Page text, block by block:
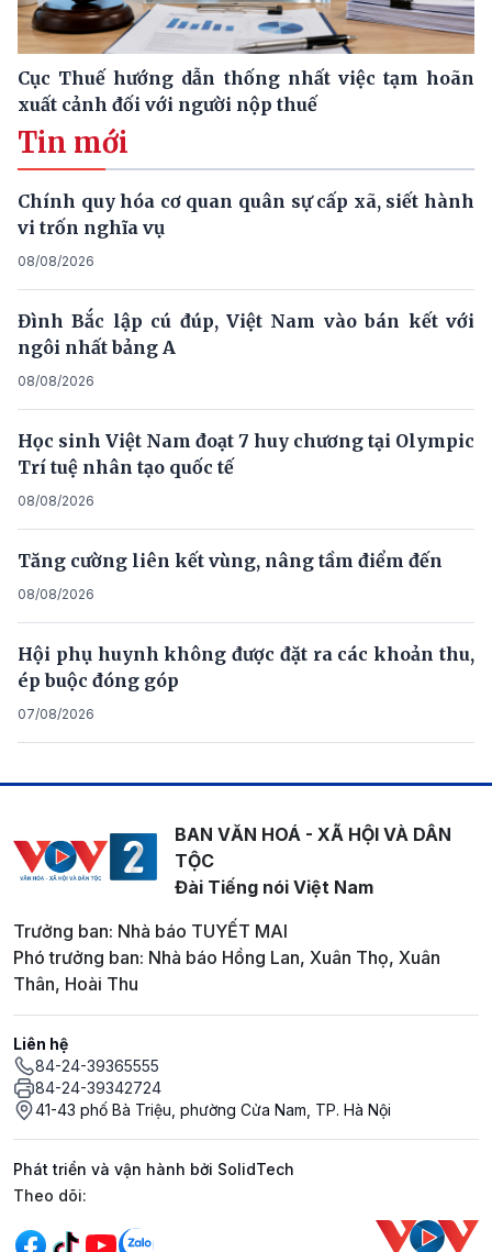
Cục Thuế hướng dẫn thống nhất việc tạm hoãn
xuất cảnh đối với người nộp thuế
Tin mới
Chính quy hóa cơ quan quân sự cấp xã, siết hành
vi trốn nghĩa vụ
08/08/2026
Đình Bắc lập cú đúp, Việt Nam vào bán kết với
ngôi nhất bảng A
08/08/2026
Học sinh Việt Nam đoạt 7 huy chương tại Olympic
Trí tuệ nhân tạo quốc tế
08/08/2026
Tăng cường liên kết vùng, nâng tầm điểm đến
08/08/2026
Hội phụ huynh không được đặt ra các khoản thu,
ép buộc đóng góp
07/08/2026
BAN VĂN HOÁ - XÃ HỘI VÀ DÂN
TỘC
Đài Tiếng nói Việt Nam
Trưởng ban: Nhà báo TUYẾT MAI
Phó trưởng ban: Nhà báo Hồng Lan, Xuân Thọ, Xuân
Thân, Hoài Thu
Liên hệ
84-24-39365555
84-24-39342724
41-43 phố Bà Triệu, phường Cửa Nam, TP. Hà Nội
Phát triển và vận hành bởi SolidTech
Mạng xã hội
Theo dõi: